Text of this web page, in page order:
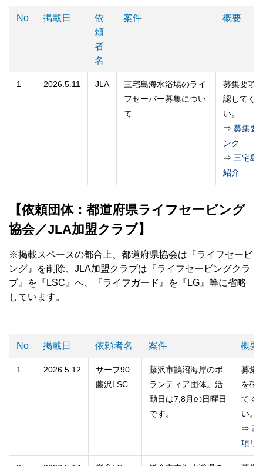
No 掲載日
依
頼
者
名
案件 概要
1 2026.5.11 JLA
三宅島海水浴場のライ
フセーバー募集につい
て
募集要項
認してく
い。
⇒ 募集要
ンク
⇒ 三宅島
紹介
【依頼団体：都道府県ライフセービング
協会／JLA加盟クラブ】
※掲載スペースの都合上、都道府県協会は『ライフセービ
ング』を削除、JLA加盟クラブは『ライフセービングクラ
ブ』を『LSC』へ、『ライフガード』を『LG』等に省略
しています。
No 掲載日 依頼者名 案件 概要
1 2026.5.12
サーフ90
藤沢LSC
藤沢市鵠沼海岸のボ
ランティア団体。活
動日は7,8月の日曜日
です。
募集
を確
てく
い。
⇒ 募
項リ